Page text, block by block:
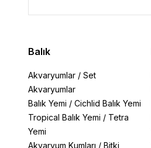
Balık
Akvaryumlar / Set
Akvaryumlar
Balık Yemi / Cichlid Balık Yemi
Tropical Balık Yemi / Tetra
Yemi
Akvaryum Kumları / Bitki